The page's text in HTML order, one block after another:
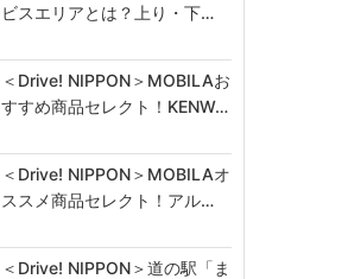
ビスエリアとは？上り・下…
＜Drive! NIPPON＞MOBILAお
すすめ商品セレクト！KENW…
＜Drive! NIPPON＞MOBILAオ
ススメ商品セレクト！アル…
＜Drive! NIPPON＞道の駅「ま